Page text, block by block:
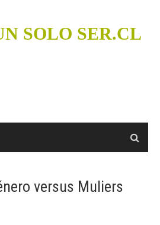
SOLO SER.CL
versus Muliers